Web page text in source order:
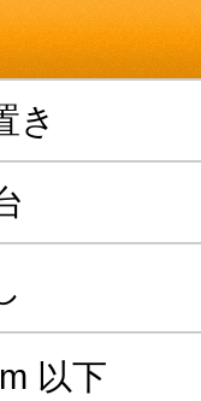
き
以下